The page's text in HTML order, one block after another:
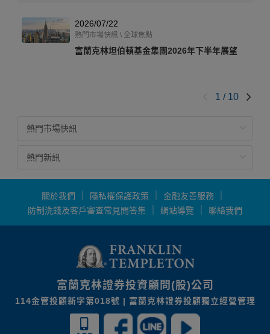
2026/07/22
熱門市場快訊 \ 全球焦點
富蘭克林坦伯頓基金集團2026年下半年展望
1 / 10
關於我們 隱私權保護政策
金融友善服務
防制洗錢及客戶審查常見問答集
網站導覽 聯絡我們
富蘭克林證券投資顧問(股)公司
114金管投顧新字第018號 | 富蘭克林證券投顧獨立經營管理